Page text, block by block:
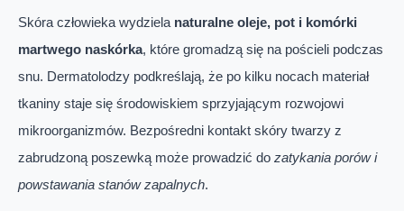
Skóra człowieka wydziela naturalne oleje, pot i komórki
martwego naskórka, które gromadzą się na pościeli podczas
snu. Dermatolodzy podkreślają, że po kilku nocach materiał
tkaniny staje się środowiskiem sprzyjającym rozwojowi
mikroorganizmów. Bezpośredni kontakt skóry twarzy z
zabrudzoną poszewką może prowadzić do zatykania porów i
powstawania stanów zapalnych.